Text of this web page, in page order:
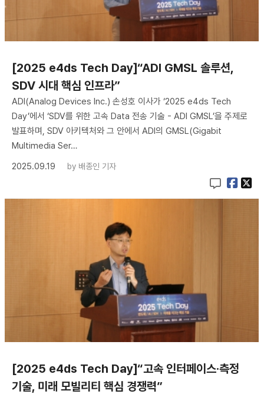
[2025 e4ds Tech Day]“ADI GMSL 솔루션,
SDV 시대 핵심 인프라”
ADI(Analog Devices Inc.) 손성호 이사가 ‘2025 e4ds Tech
Day’에서 ‘SDV를 위한 고속 Data 전송 기술 - ADI GMSL’을 주제로
발표하며, SDV 아키텍처와 그 안에서 ADI의 GMSL(Gigabit
Multimedia Ser…
2025.09.19
by 배종인 기자
[2025 e4ds Tech Day]“고속 인터페이스·측정
기술, 미래 모빌리티 핵심 경쟁력”